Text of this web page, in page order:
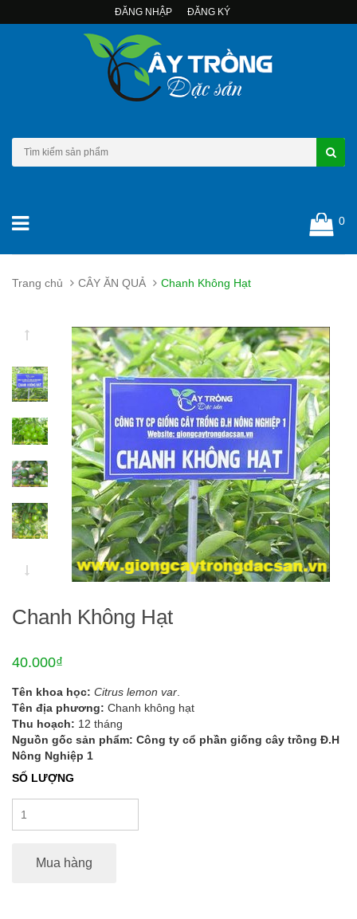
ĐĂNG NHẬP ĐĂNG KÝ
0
Trang chủ CÂY ĂN QUẢ Chanh Không Hạt
Chanh Không Hạt
40.000₫
Tên khoa học: Citrus lemon var
Tên địa phương: Chanh không hạt
Thu hoạch: 12 tháng
Nguồn gốc sản phẩm: Công ty cổ phần giống cây trồng Đ.H
Nông Nghiệp 1
SỐ LƯỢNG
Mua hàng